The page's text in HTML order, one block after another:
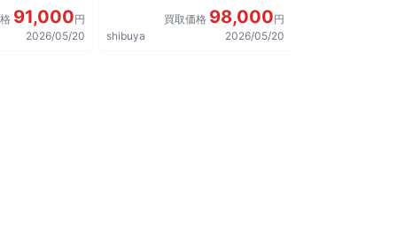
した。
91,000円
2026/05/20
買取価格 98,000円
shibuya
2026/05/20